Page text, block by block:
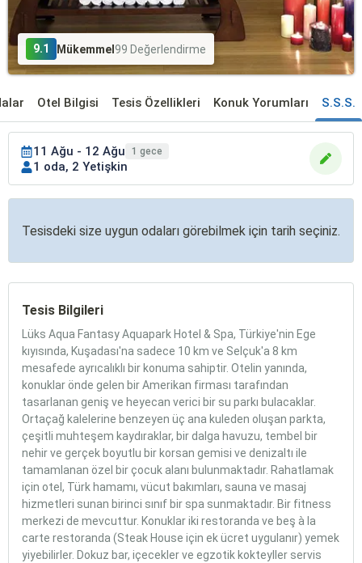
9.1 Mükemmel 99 Değerlendirme
Otel Bilgisi Tesis Özellikleri Konuk Yorumları S.S.S.
11 Ağu - 12 Ağu 1 gece
1 oda, 2 Yetişkin
Tesisdeki size uygun odaları görebilmek için tarih seçiniz.
Tesis Bilgileri
Lüks Aqua Fantasy Aquapark Hotel & Spa, Türkiye'nin Ege
kıyısında, Kuşadası'na sadece 10 km ve Selçuk'a 8 km
mesafede ayrıcalıklı bir konuma sahiptir. Otelin yanında,
konuklar önde gelen bir Amerikan firması tarafından
tasarlanan geniş ve heyecan verici bir su parkı bulacaklar.
Ortaçağ kalelerine benzeyen üç ana kuleden oluşan parkta,
çeşitli muhteşem kaydıraklar, bir dalga havuzu, tembel bir
nehir ve gerçek boyutlu bir korsan gemisi ve denizaltı ile
tamamlanan özel bir çocuk alanı bulunmaktadır. Rahatlamak
için otel, Türk hamamı, vücut bakımları, sauna ve masaj
hizmetleri sunan birinci sınıf bir spa sunmaktadır. Bir fitness
merkezi de mevcuttur. Konuklar iki restoranda ve beş à la
carte restoranda (Steak House için ek ücret uygulanır) yemek
yiyebilirler. Dokuz bar, içecekler ve egzotik kokteyller servis